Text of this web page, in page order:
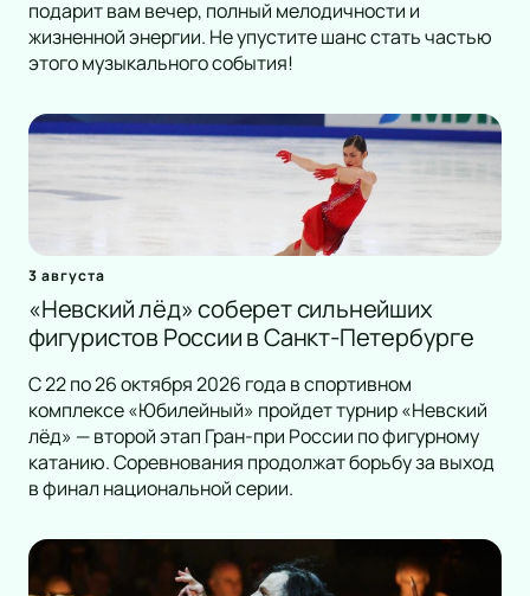
подарит вам вечер, полный мелодичности и
жизненной энергии. Не упустите шанс стать частью
этого музыкального события!
3 августа
«Невский лёд» соберет сильнейших
фигуристов России в Санкт-Петербурге
С 22 по 26 октября 2026 года в спортивном
комплексе «Юбилейный» пройдет турнир «Невский
лёд» — второй этап Гран-при России по фигурному
катанию. Соревнования продолжат борьбу за выход
в финал национальной серии.